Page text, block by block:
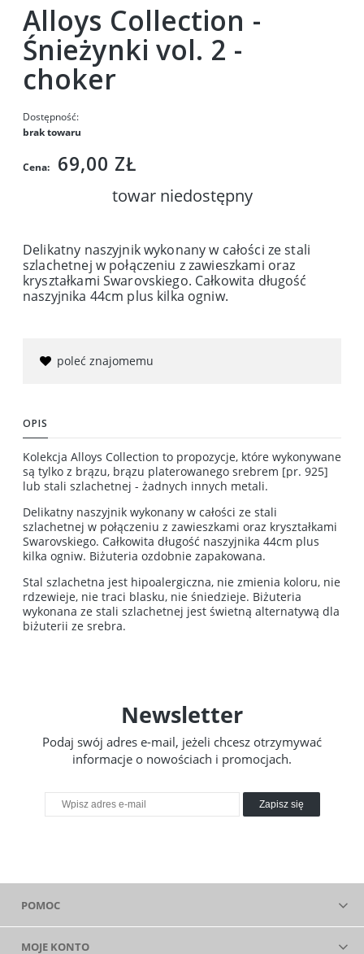
Alloys Collection -
Śnieżynki vol. 2 -
choker
Dostępność:
brak towaru
Cena: 69,00 ZŁ
towar niedostępny
Delikatny naszyjnik wykonany w całości ze stali
szlachetnej w połączeniu z zawieszkami oraz
kryształkami Swarovskiego. Całkowita długość
naszyjnika 44cm plus kilka ogniw.
poleć znajomemu
OPIS
Kolekcja Alloys Collection to propozycje, które wykonywane
są tylko z brązu, brązu platerowanego srebrem [pr. 925]
lub stali szlachetnej - żadnych innych metali.
Delikatny naszyjnik wykonany w całości ze stali
szlachetnej w połączeniu z zawieszkami oraz kryształkami
Swarovskiego. Całkowita długość naszyjnika 44cm plus
kilka ogniw. Biżuteria ozdobnie zapakowana.
Stal szlachetna jest hipoalergiczna, nie zmienia koloru, nie
rdzewieje, nie traci blasku, nie śniedzieje. Biżuteria
wykonana ze stali szlachetnej jest świetną alternatywą dla
biżuterii ze srebra.
Newsletter
Podaj swój adres e-mail, jeżeli chcesz otrzymywać
informacje o nowościach i promocjach.
Zapisz się
POMOC
MOJE KONTO